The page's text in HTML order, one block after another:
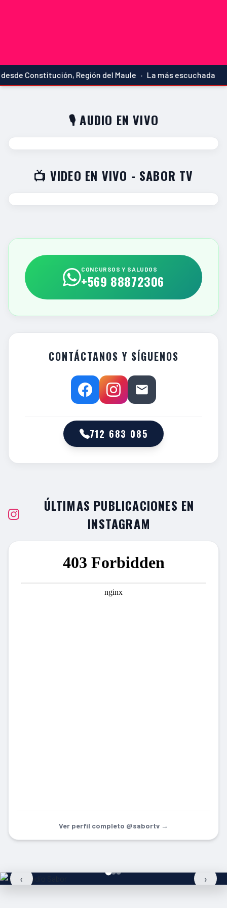
Constitución, Región del Maule · La más escuchada
🎙️ AUDIO EN VIVO
📺 VIDEO EN VIVO - SABOR TV
CONCURSOS Y SALUDOS
+569 88872306
CONTÁCTANOS Y SÍGUENOS
712 683 085
ÚLTIMAS PUBLICACIONES EN
INSTAGRAM
Ver perfil completo @sabortv →
‹ ›